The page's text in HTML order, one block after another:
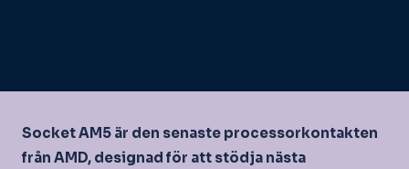
Socket AM5 är den senaste processorkontakten
från AMD, designad för att stödja nästa